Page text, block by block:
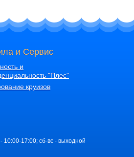
и Сервис
и
"Плес"
круизов
17:00; сб-вс - выходной